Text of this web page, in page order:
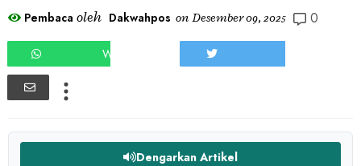
Pembaca oleh Dakwahpos on Desember 09, 2025 0
WHATSAPP
Dengarkan Artikel